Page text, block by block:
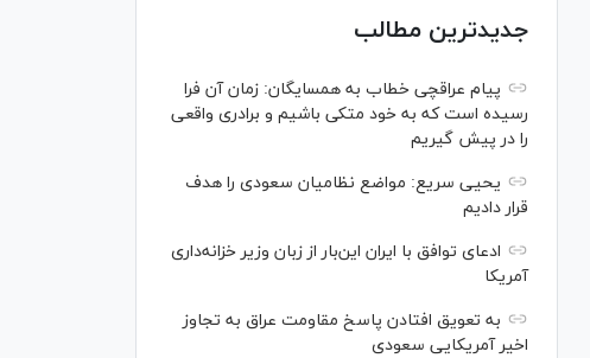
جدیدترین مطالب
پیام عراقچی خطاب به همسایگان: زمان آن فرا
رسیده است که به خود متکی باشیم و برادری واقعی
را در پیش گیریم
یحیی سریع: مواضع نظامیان سعودی را هدف
قرار دادیم
ادعای توافق با ایران این‌بار از زبان وزیر خزانه‌داری
آمریکا
به تعویق افتادن پاسخ مقاومت عراق به تجاوز
اخیر آمریکایی سعودی